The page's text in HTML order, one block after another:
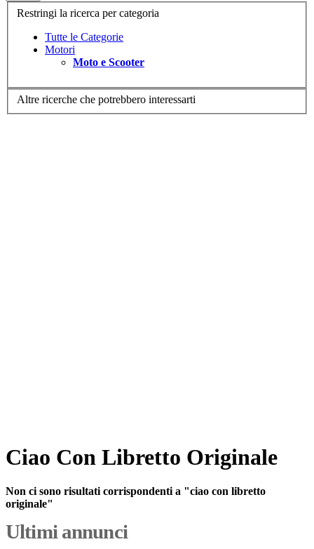
Restringi la ricerca per categoria
Tutte le Categorie
Motori
Moto e Scooter
Altre ricerche che potrebbero interessarti
Ciao Con Libretto Originale
Non ci sono risultati corrispondenti a "ciao con libretto
originale"
Ultimi annunci